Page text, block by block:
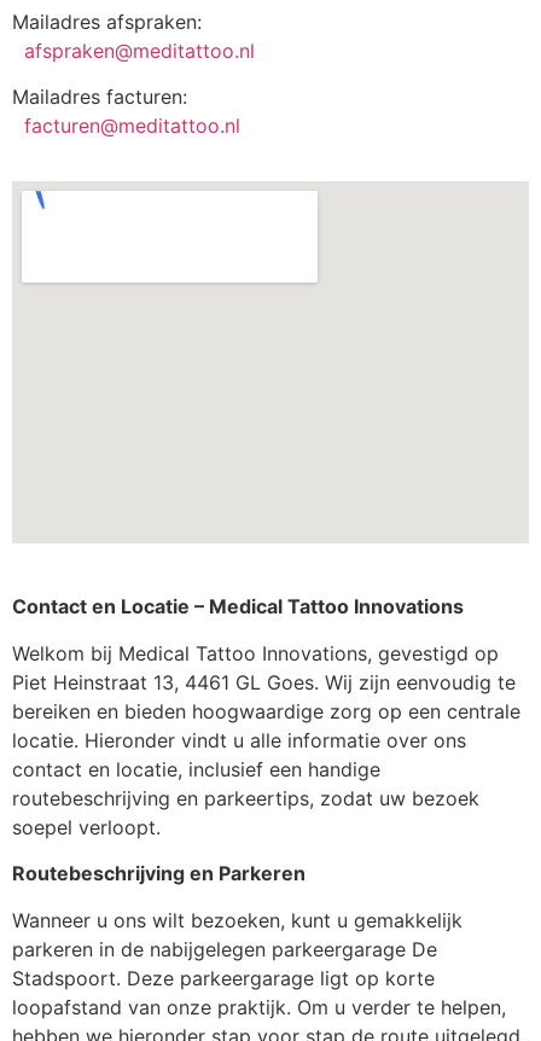
Mailadres afspraken:
afspraken@meditattoo.nl
Mailadres facturen:
facturen@meditattoo.nl
Contact en Locatie – Medical Tattoo Innovations
Welkom bij Medical Tattoo Innovations, gevestigd op
Piet Heinstraat 13, 4461 GL Goes. Wij zijn eenvoudig te
bereiken en bieden hoogwaardige zorg op een centrale
locatie. Hieronder vindt u alle informatie over ons
contact en locatie, inclusief een handige
routebeschrijving en parkeertips, zodat uw bezoek
soepel verloopt.
Routebeschrijving en Parkeren
Wanneer u ons wilt bezoeken, kunt u gemakkelijk
parkeren in de nabijgelegen parkeergarage De
Stadspoort. Deze parkeergarage ligt op korte
loopafstand van onze praktijk. Om u verder te helpen,
hebben we hieronder stap voor stap de route uitgelegd.